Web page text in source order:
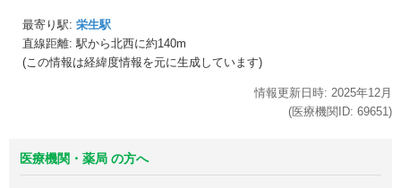
最寄り駅: 栄生駅
直線距離: 駅から北西に約140m
(この情報は経緯度情報を元に生成しています)
情報更新日時: 2025年12月
(医療機関ID: 69651 )
医療機関・薬局 の方へ